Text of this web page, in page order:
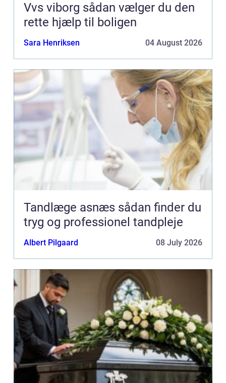
Vvs viborg sådan vælger du den
rette hjælp til boligen
Sara Henriksen 04 August 2026
Tandlæge asnæs sådan finder du
tryg og professionel tandpleje
Albert Pilgaard 08 July 2026